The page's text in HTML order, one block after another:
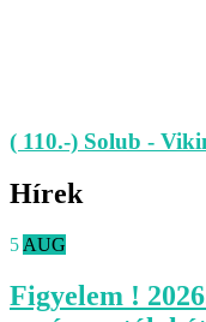
( 110.-) Solub -
Hírek
5 AUG
Figyelem !